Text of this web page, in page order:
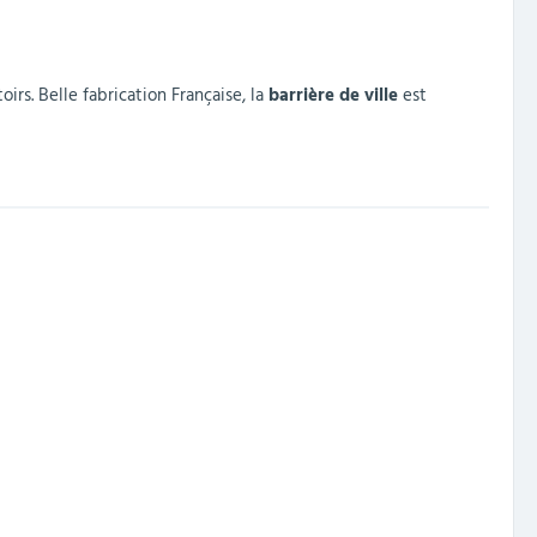
Belle fabrication Française, la barrière de villeest